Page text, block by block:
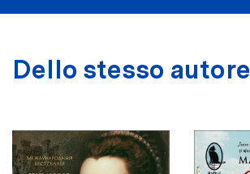
Dello stesso autore